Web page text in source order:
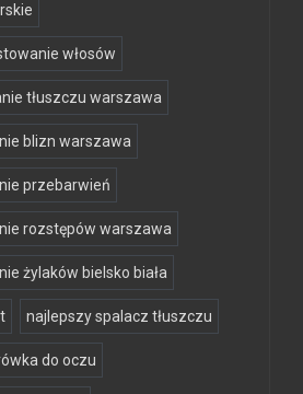
włosów
tłuszczu warszawa
blizn warszawa
przebarwień
rozstępów warszawa
żylaków bielsko biała
najlepszy spalacz tłuszczu
do oczu